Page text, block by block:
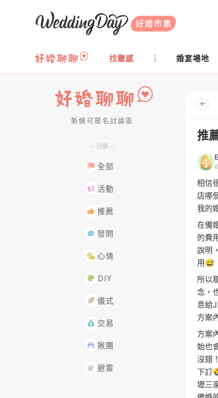
WeddingDay 好婚市集
找靈感 婚宴場地
好婚聊聊新娘可匿名討論區
分類
全部
活動
推薦
發問
心情
DIY
儀式
交易
揪團
避雷
推
相信
店哪
我的
在備
的費
說明
用😅
所以
念，
息給
方案
方案
始也
沒錯
下訂
壢三